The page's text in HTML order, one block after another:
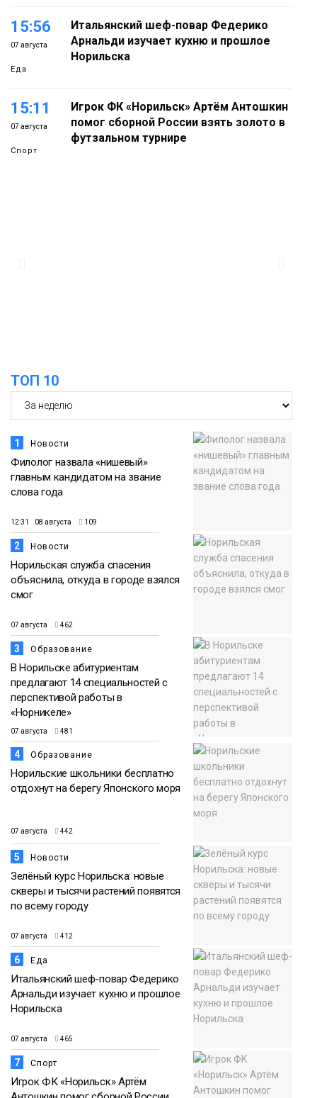
15:56
07 августа
Еда
Итальянский шеф-повар Федерико
Арнальди изучает кухню и прошлое
Норильска
15:11
07 августа
Спорт
Игрок ФК «Норильск» Артём Антошкин
помог сборной России взять золото в
футзальном турнире
ТОП 10
1 Новости
Филолог назвала «нишевый»
главным кандидатом на звание
слова года
12:31 08 августа 109
2 Новости
Норильская служба спасения
объяснила, откуда в городе взялся
смог
07 августа 462
3 Образование
В Норильске абитуриентам
предлагают 14 специальностей с
перспективой работы в
«Норникеле»
07 августа 481
4 Образование
Норильские школьники бесплатно
отдохнут на берегу Японского моря
07 августа 442
5 Новости
Зелёный курс Норильска: новые
скверы и тысячи растений появятся
по всему городу
07 августа 412
6 Еда
Итальянский шеф-повар Федерико
Арнальди изучает кухню и прошлое
Норильска
07 августа 465
7 Спорт
Игрок ФК «Норильск» Артём